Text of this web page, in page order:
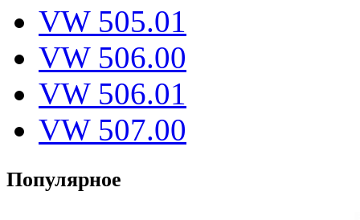
VW 505.01
VW 506.00
VW 506.01
VW 507.00
Популярное